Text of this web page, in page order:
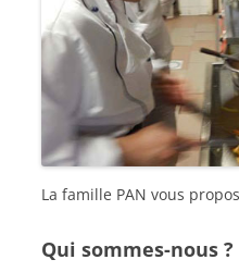
La famille PAN vous
Qui sommes-nous ?